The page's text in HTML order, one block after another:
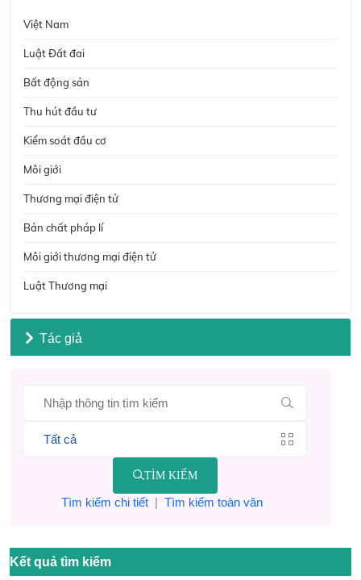
Việt Nam
Luật Đất đai
Bất động sản
Thu hút đầu tư
Kiểm soát đầu cơ
Môi giới
Thương mại điện tử
Bản chất pháp lí
Môi giới thương mại điện tử
Luật Thương mại
Tác giả
TÌM KIẾM
Tìm kiếm chi tiết| Tìm kiếm toàn văn
Kết quả tìm kiếm